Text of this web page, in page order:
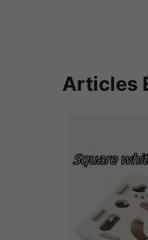
Articles